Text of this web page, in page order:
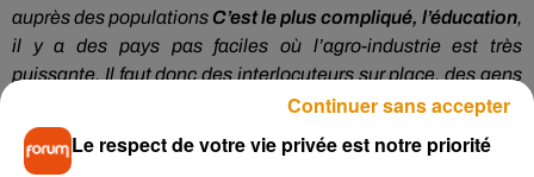
auprès des populations C’est le plus compliqué, l’éducation,
il y a des pays pas faciles où l’agro-industrie est très
puissante. Il faut donc des interlocuteurs sur place, des gens
intègres et compétents qui nous permettent d’avancer. C’est
essentiel car c’est épuisant de se battre pour sauver un
animal ou une forêt si vous n’avez pas sur place une
Le respect de votre vie privée est notre priorité
Continuer sans accepter